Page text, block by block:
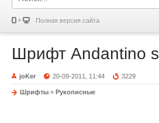
Полная версия сайта
Шрифт Andantino
joKer 20-09-2011, 11:44 3229
Шрифты » Рукописные